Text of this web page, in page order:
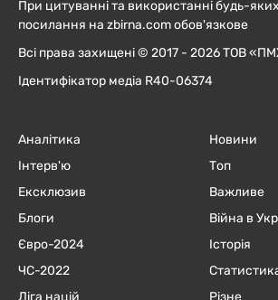
При цитуванні та використанні будь-яких
посилання на zbirna.com обов'язкове
Всі права захищені © 2017 - 2026 ТОВ
Ідентифікатор медіа R40-06374
Аналітика
Інтерв'ю
Ексклюзив
Блоги
Євро-2024
ЧC-2022
Ліга націй
Новини
Топ
Важливе
Війна в
Історія
Різне